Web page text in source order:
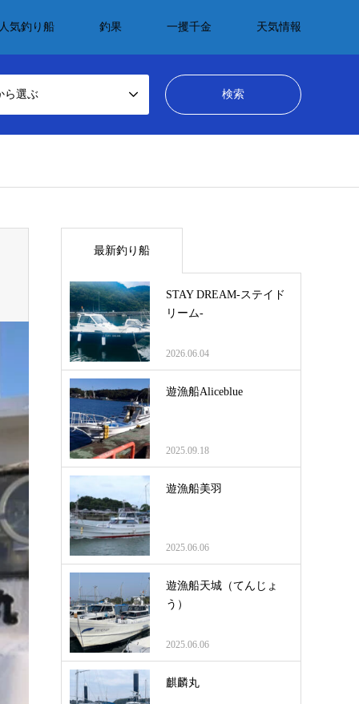
気釣り船 釣果 一攫千金 天気情報
ら選ぶ
最新釣り船
STAY DREAM-ステイド
リーム-
2026.06.04
遊漁船Aliceblue
2025.09.18
遊漁船美羽
2025.06.06
遊漁船天城（てんじょ
う）
2025.06.06
麒麟丸